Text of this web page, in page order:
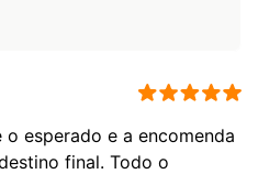
esperado e a encomenda
final. Todo o